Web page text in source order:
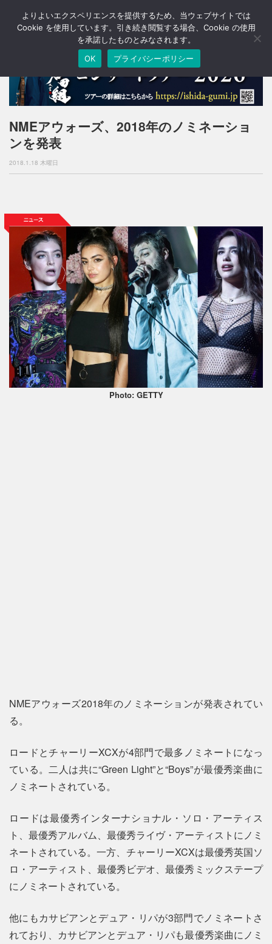
T
o
a
v
g
o
NMEアウォーズ、2018年のノミネーショ
ンを発表
2018.1.18 木曜日
Photo: GETTY
NMEアウォーズ2018年のノミネーションが発表されてい
る。
ロードとチャーリーXCXが4部門で最多ノミネートになっ
ている。二人は共に“Green Light”と“Boys”が最優秀楽曲に
ノミネートされている。
ロードは最優秀インターナショナル・ソロ・アーティス
ト、最優秀アルバム、最優秀ライヴ・アーティストにノミ
ネートされている。一方、チャーリーXCXは最優秀英国ソ
ロ・アーティスト、最優秀ビデオ、最優秀ミックステープ
にノミネートされている。
他にもカサビアンとデュア・リパが3部門でノミネートさ
れており、カサビアンとデュア・リパも最優秀楽曲にノミ
よりよいエクスペリエンスを提供するため、当ウェブサイトでは
Cookie を使用しています。引き続き閲覧する場合、Cookie の使用
を承諾したものとみなされます。
OK
プライバシーポリシー